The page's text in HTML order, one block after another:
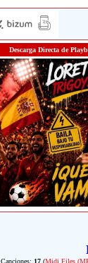
Descarga Directa de
Canciones: 17(Midi Files